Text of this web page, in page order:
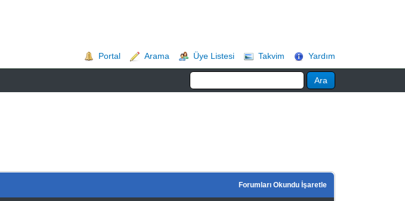
Portal Arama Üye Listesi Takvim Yardım
Forumları Okundu İşaretle